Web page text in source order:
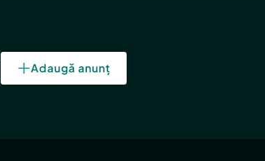
Adaugă anunț